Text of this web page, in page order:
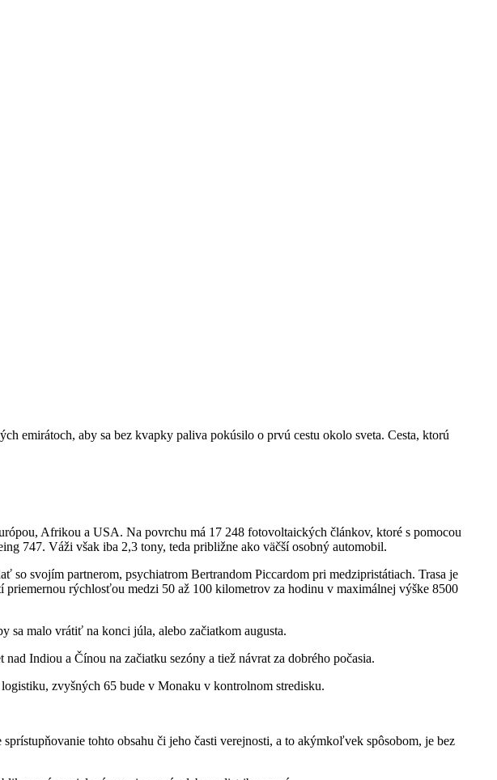
emirátoch, aby sa bez kvapky paliva pokúsilo o prvú cestu okolo sveta. Cesta, ktorú
Afrikou a USA. Na povrchu má 17 248 fotovoltaických článkov, ktoré s pomocou
747. Váži však iba 2,3 tony, teda približne ako väčší osobný automobil.
svojím partnerom, psychiatrom Bertrandom Piccardom pri medzipristátiach. Trasa je
rýchlosťou medzi 50 až 100 kilometrov za hodinu v maximálnej výške 8500
sa malo vrátiť na konci júla, alebo začiatkom augusta.
Indiou a Čínou na začiatku sezóny a tiež návrat za dobrého počasia.
zvyšných 65 bude v Monaku v kontrolnom stredisku.
tohto obsahu či jeho časti verejnosti, a to akýmkoľvek spôsobom, je bez